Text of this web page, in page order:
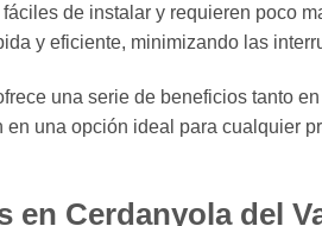
de instalar y requieren poco
y eficiente, minimizando las
una serie de beneficios tanto
una opción ideal para cualquier
Cerdanyola del